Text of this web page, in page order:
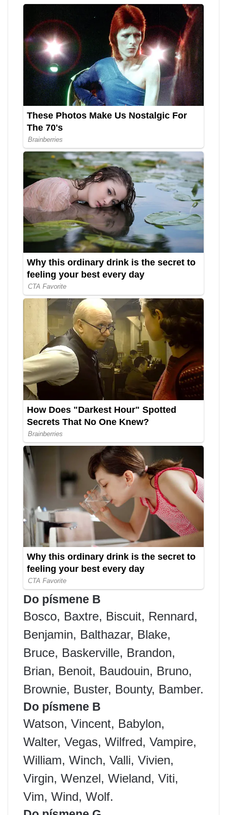
Do písmene B
Bosco, Baxtre, Biscuit, Rennard,
Benjamin, Balthazar, Blake,
Bruce, Baskerville, Brandon,
Brian, Benoit, Baudouin, Bruno,
Brownie, Buster, Bounty, Bamber.
Do písmene B
Watson, Vincent, Babylon,
Walter, Vegas, Wilfred, Vampire,
William, Winch, Valli, Vivien,
Virgin, Wenzel, Wieland, Viti,
Vim, Wind, Wolf.